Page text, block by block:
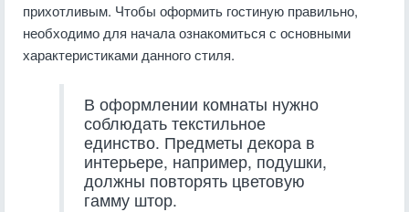
прихотливым. Чтобы оформить гостиную правильно,
необходимо для начала ознакомиться с основными
характеристиками данного стиля.
В оформлении комнаты нужно
соблюдать текстильное
единство. Предметы декора в
интерьере, например, подушки,
должны повторять цветовую
гамму штор.